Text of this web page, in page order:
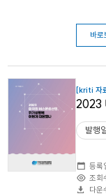
바로
[kriti 자
발행
등록
조회
다운